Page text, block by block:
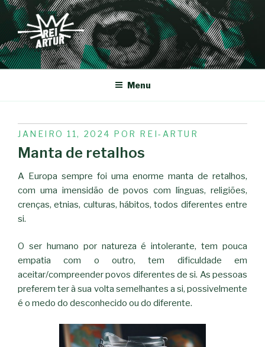
Saltar
para
conteúdo
REI-ARTUR
Menu
PUBLICADO
EM
JANEIRO 11, 2024 POR REI-ARTUR
Manta de retalhos
A Europa sempre foi uma enorme manta de retalhos,
com uma imensidão de povos com línguas, religiões,
crenças, etnias, culturas, hábitos, todos diferentes entre
si.
O ser humano por natureza é intolerante, tem pouca
empatia com o outro, tem dificuldade em
aceitar/compreender povos diferentes de si. As pessoas
preferem ter à sua volta semelhantes a si, possivelmente
é o medo do desconhecido ou do diferente.